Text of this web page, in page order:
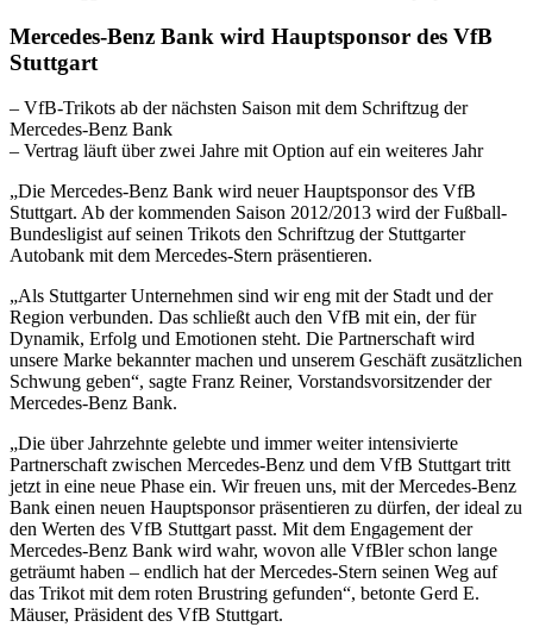
Mercedes-Benz Bank wird Hauptsponsor des VfB
Stuttgart
– VfB-Trikots ab der nächsten Saison mit dem Schriftzug der
Mercedes-Benz Bank
– Vertrag läuft über zwei Jahre mit Option auf ein weiteres Jahr
„Die Mercedes-Benz Bank wird neuer Hauptsponsor des VfB
Stuttgart. Ab der kommenden Saison 2012/2013 wird der Fußball-
Bundesligist auf seinen Trikots den Schriftzug der Stuttgarter
Autobank mit dem Mercedes-Stern präsentieren.
„Als Stuttgarter Unternehmen sind wir eng mit der Stadt und der
Region verbunden. Das schließt auch den VfB mit ein, der für
Dynamik, Erfolg und Emotionen steht. Die Partnerschaft wird
unsere Marke bekannter machen und unserem Geschäft zusätzlichen
Schwung geben“, sagte Franz Reiner, Vorstandsvorsitzender der
Mercedes-Benz Bank.
„Die über Jahrzehnte gelebte und immer weiter intensivierte
Partnerschaft zwischen Mercedes-Benz und dem VfB Stuttgart tritt
jetzt in eine neue Phase ein. Wir freuen uns, mit der Mercedes-Benz
Bank einen neuen Hauptsponsor präsentieren zu dürfen, der ideal zu
den Werten des VfB Stuttgart passt. Mit dem Engagement der
Mercedes-Benz Bank wird wahr, wovon alle VfBler schon lange
geträumt haben – endlich hat der Mercedes-Stern seinen Weg auf
das Trikot mit dem roten Brustring gefunden“, betonte Gerd E.
Mäuser, Präsident des VfB Stuttgart.